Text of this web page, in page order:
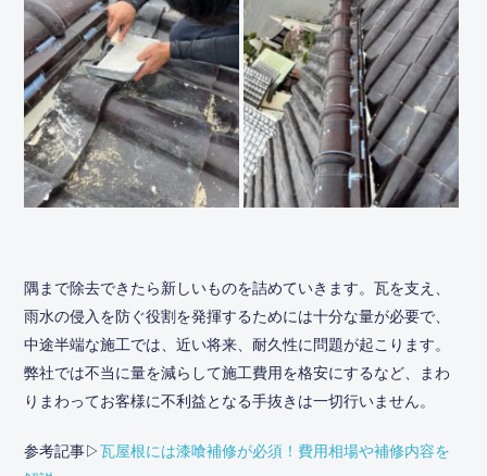
隅まで除去できたら新しいものを詰めていきます。瓦を支え、
雨水の侵入を防ぐ役割を発揮するためには十分な量が必要で、
中途半端な施工では、近い将来、耐久性に問題が起こります。
弊社では不当に量を減らして施工費用を格安にするなど、まわ
りまわってお客様に不利益となる手抜きは一切行いません。
参考記事▷瓦屋根には漆喰補修が必須！費用相場や補修内容を